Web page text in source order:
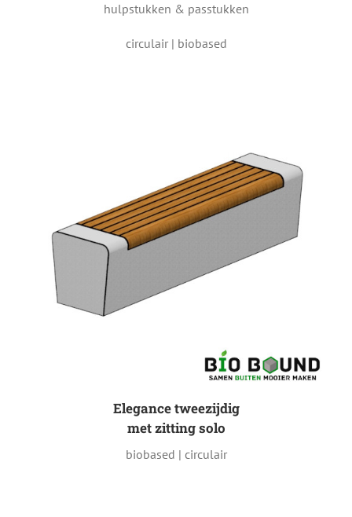
hulpstukken & passtukken
circulair | biobased
Elegance tweezijdig
met zitting solo
biobased | circulair